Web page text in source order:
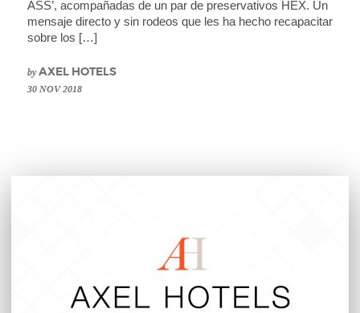
ASS’, acompañadas de un par de preservativos HEX. Un
mensaje directo y sin rodeos que les ha hecho recapacitar
sobre los […]
byAXEL HOTELS
30 NOV 2018